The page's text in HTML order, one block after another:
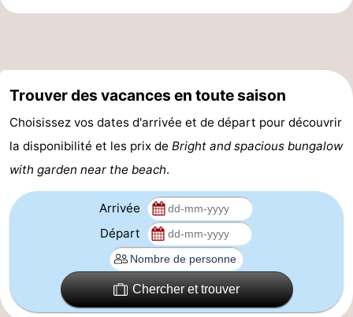
du
littoral
Médicales
Région
Flandre-
Occidentale
-
Bruges
-
côte
-
Trouver des vacances en toute saison
Choisissez vos dates d'arrivée et de départ pour découvrir
la disponibilité et les prix de Bright and spacious bungalow
with garden near the beach.
Arrivée
Départ
Chercher et trouver